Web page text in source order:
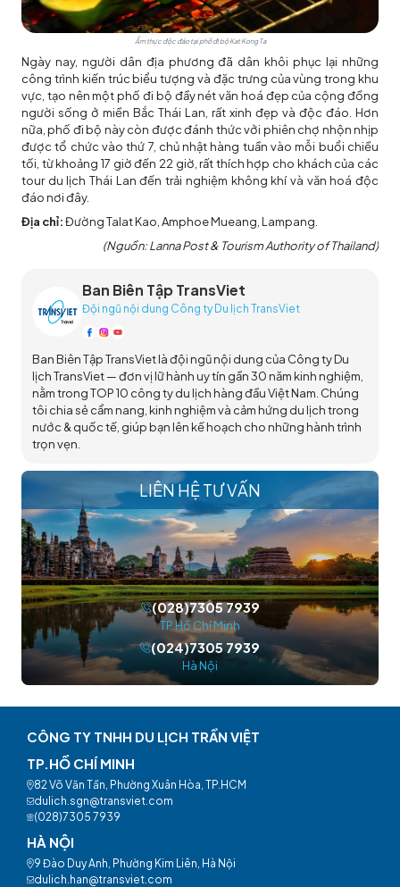
Ẩm thực độc đáo tại phố đi bộ Kat Kong Ta
Ngày nay, người dân địa phương đã dân khôi phục lại những
công trình kiến trúc biểu tượng và đặc trưng của vùng trong khu
vực, tạo nên một phố đi bộ đầy nét văn hoá đẹp của cộng đồng
người sống ở miền Bắc Thái Lan, rất xinh đẹp và độc đáo. Hơn
nữa, phố đi bộ này còn được đánh thức vởi phiên chợ nhộn nhịp
được tổ chức vào thứ 7, chủ nhật hàng tuần vào mỗi buổi chiều
tối, từ khoảng 17 giờ đến 22 giờ, rất thích hợp cho khách của các
tour du lịch Thái Lan đến trải nghiệm không khí và văn hoá độc
đáo nơi đây.
Địa chỉ:Đường Talat Kao, Amphoe Mueang, Lampang.
(Nguồn: Lanna Post & Tourism Authority of Thailand)
Ban Biên Tập TransViet
Đội ngũ nội dung Công ty Du lịch TransViet
Ban Biên Tập TransViet là đội ngũ nội dung của Công ty Du
lịch TransViet — đơn vị lữ hành uy tín gần 30 năm kinh nghiệm,
nằm trong TOP 10 công ty du lịch hàng đầu Việt Nam. Chúng
tôi chia sẻ cẩm nang, kinh nghiệm và cảm hứng du lịch trong
nước & quốc tế, giúp bạn lên kế hoạch cho những hành trình
trọn vẹn.
LIÊN HỆ TƯ VẤN
(028)7305 7939
TP.Hồ Chí Minh
(024)7305 7939
Hà Nội
CÔNG TY TNHH DU LỊCH TRẦN VIỆT
TP.HỒ CHÍ MINH
82 Võ Văn Tần, Phường Xuân Hòa, TP.HCM
dulich.sgn@transviet.com
(028)7305 7939
HÀ NỘI
9 Đào Duy Anh, Phường Kim Liên, Hà Nội
dulich.han@transviet.com